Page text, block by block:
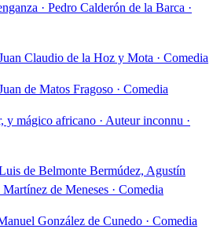
· Pedro Calderón de la Barca ·
Claudio de la Hoz y Mota · Comedia
de Matos Fragoso · Comedia
y mágico africano · Auteur inconnu ·
de Belmonte Bermúdez, Agustín
de Meneses · Comedia
González de Cunedo · Comedia